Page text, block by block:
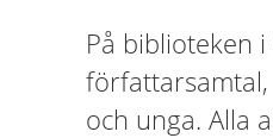
På biblioteken
och unga. Alla